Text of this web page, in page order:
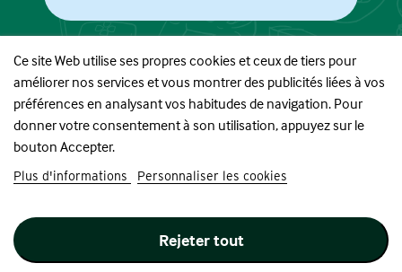
À PROPOS
INFORMATIONS
SUIVEZ-NOUS
Ce site Web utilise ses propres cookies et ceux de tiers pour
améliorer nos services et vous montrer des publicités liées à vos
préférences en analysant vos habitudes de navigation. Pour
donner votre consentement à son utilisation, appuyez sur le
bouton Accepter.
Plus d'informations Personnaliser les cookies
Rejeter tout